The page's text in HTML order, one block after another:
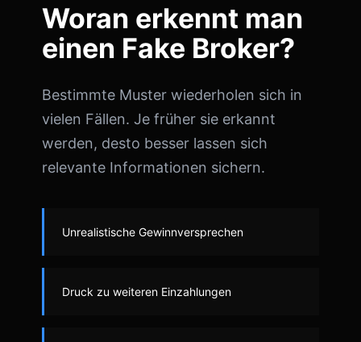
Woran erkennt man
einen Fake Broker?
Bestimmte Muster wiederholen sich in
vielen Fällen. Je früher sie erkannt
werden, desto besser lassen sich
relevante Informationen sichern.
Unrealistische Gewinnversprechen
Druck zu weiteren Einzahlungen